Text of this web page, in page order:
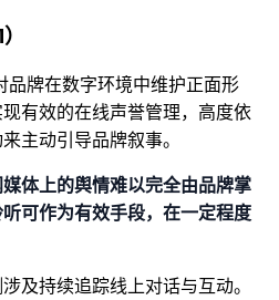
品牌在数字环境中维护正面形
有效的在线声誉管理，高度依
主动引导品牌叙事。
体上的舆情难以完全由品牌掌
可作为有效手段，在一定程度
及持续追踪线上对话与互动。